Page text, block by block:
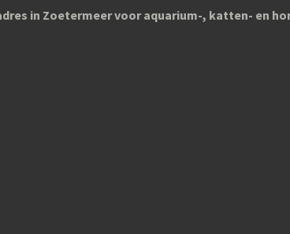
in Zoetermeer voor aquarium-, katten- en